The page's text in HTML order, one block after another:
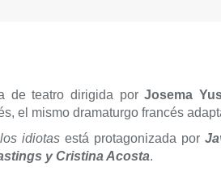
de teatro dirigida porJosema
el mismo dramaturgo francés
idiotasestá protagonizada por
y Cristina Acosta.